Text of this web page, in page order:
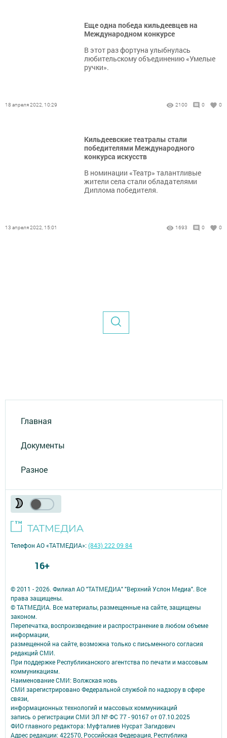
Еще одна победа кильдеевцев на
Международном конкурсе
В этот раз фортуна улыбнулась
любительскому объединению «Умелые
ручки».
18 апреля 2022, 10:29 2100 0 0
Кильдеевские театралы стали
победителями Международного
конкурса искусств
В номинации «Театр» талантливые
жители села стали обладателями
Диплома победителя.
13 апреля 2022, 15:01 1693 0 0
Главная
Документы
Разное
© 2011 - 2026. Филиал АО "ТАТМЕДИА" "Верхний Услон Медиа". Все
права защищены.
© ТАТМЕДИА. Все материалы, размещенные на сайте, защищены
законом.
Перепечатка, воспроизведение и распространение в любом объеме
информации,
размещенной на сайте, возможна только с письменного согласия
редакций СМИ.
При поддержке Республиканского агентства по печати и массовым
коммуникациям.
Наименование СМИ: Волжская новь
СМИ зарегистрировано Федеральной службой по надзору в сфере
связи,
информационных технологий и массовых коммуникаций
запись о регистрации СМИ ЭЛ № ФС 77 - 90167 от 07.10.2025
ФИО главного редактора: Муфталиев Нусрат Загидович
Адрес редакции: 422570, Российская Федерация, Республика
Телефон АО «ТАТМЕДИА»:(843) 222 09 84
16+